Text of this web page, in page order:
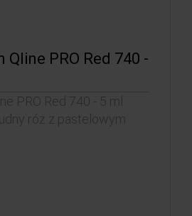
PRO Red 740 -
PRO Red 740 - 5 ml
róż z pastelowym